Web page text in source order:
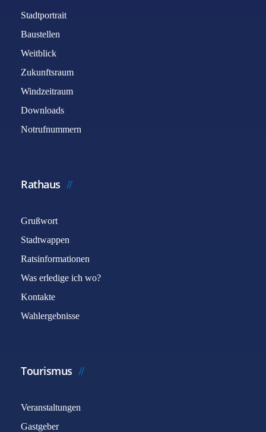
Stadtportrait
Baustellen
Weitblick
Zukunftsraum
Windzeitraum
Downloads
Notrufnummern
Rathaus
Grußwort
Stadtwappen
Ratsinformationen
Was erledige ich wo?
Kontakte
Wahlergebnisse
Tourismus
Veranstaltungen
Gastgeber